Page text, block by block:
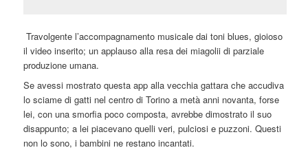
Travolgente l’accompagnamento musicale dai toni blues, gioioso
il video inserito; un applauso alla resa dei miagolii di parziale
produzione umana.
Se avessi mostrato questa app alla vecchia gattara che accudiva
lo sciame di gatti nel centro di Torino a metà anni novanta, forse
lei, con una smorfia poco composta, avrebbe dimostrato il suo
disappunto; a lei piacevano quelli veri, pulciosi e puzzoni. Questi
non lo sono, i bambini ne restano incantati.